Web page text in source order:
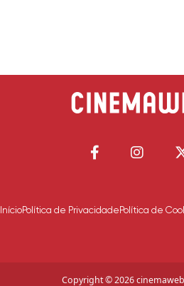
InícioPolítica de Privacidade Política de
Copyright © 2026